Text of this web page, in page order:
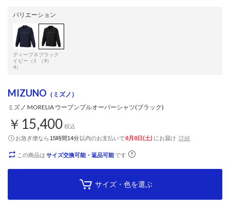
バリエーション
ディープネ
イビー（1
4）
ブラック
（9）
MIZUNO （ミズノ）
ミズノ MORELIA ウーブンプルオーバーシャツ(ブラック)
￥15,400 税込
お急ぎ便なら 15時間14分以内のお支払いで8月8日(土) にお届け 詳細
この商品は サイズ交換可能・返品可能です
サイズ・色を選ぶ